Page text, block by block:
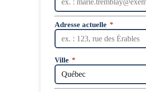
Adresse actuelle *
Ville *